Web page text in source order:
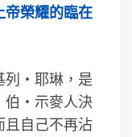
帝榮耀的臨在
列‧耶琳，是
伯‧示麥人決
且自己不再沾